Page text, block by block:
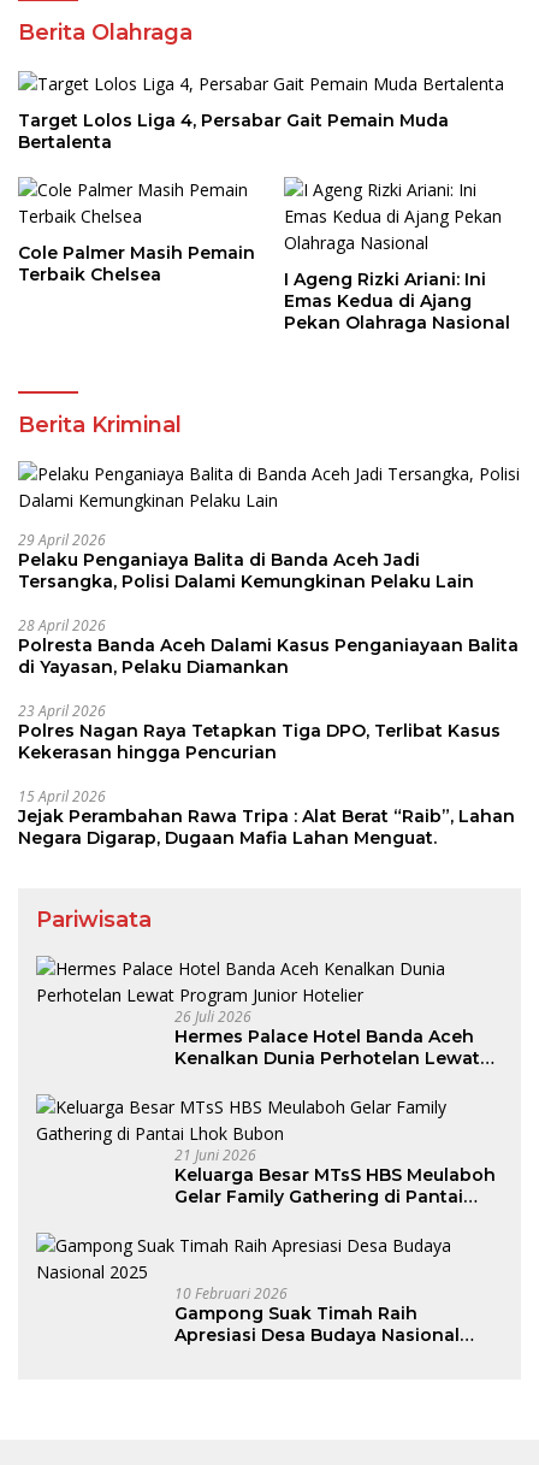
Berita Olahraga
Target Lolos Liga 4, Persabar Gait Pemain Muda
Bertalenta
Cole Palmer Masih Pemain
Terbaik Chelsea
I Ageng Rizki Ariani: Ini
Emas Kedua di Ajang
Pekan Olahraga Nasional
Berita Kriminal
29 April 2026
Pelaku Penganiaya Balita di Banda Aceh Jadi
Tersangka, Polisi Dalami Kemungkinan Pelaku Lain
28 April 2026
Polresta Banda Aceh Dalami Kasus Penganiayaan Balita
di Yayasan, Pelaku Diamankan
23 April 2026
Polres Nagan Raya Tetapkan Tiga DPO, Terlibat Kasus
Kekerasan hingga Pencurian
15 April 2026
Jejak Perambahan Rawa Tripa : Alat Berat “Raib”, Lahan
Negara Digarap, Dugaan Mafia Lahan Menguat.
Pariwisata
26 Juli 2026
Hermes Palace Hotel Banda Aceh
Kenalkan Dunia Perhotelan Lewat
21 Juni 2026
Keluarga Besar MTsS HBS Meulaboh
Gelar Family Gathering di Pantai
10 Februari 2026
Gampong Suak Timah Raih
Apresiasi Desa Budaya Nasional